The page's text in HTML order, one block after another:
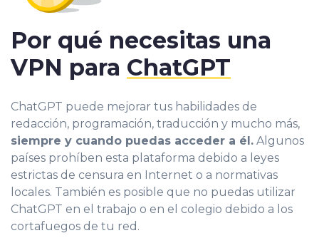
Por qué necesitas una
VPN para ChatGPT
ChatGPT puede mejorar tus habilidades de
redacción, programación, traducción y mucho más,
siempre y cuando puedas acceder a él. Algunos
países prohíben esta plataforma debido a leyes
estrictas de censura en Internet o a normativas
locales. También es posible que no puedas utilizar
ChatGPT en el trabajo o en el colegio debido a los
cortafuegos de tu red.